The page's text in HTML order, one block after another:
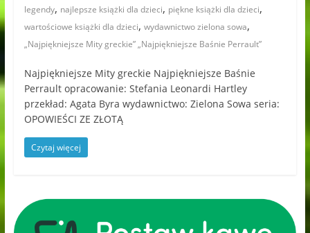
legendy, najlepsze książki dla dzieci, piękne książki dla dzieci,
wartościowe książki dla dzieci, wydawnictwo zielona sowa,
„Najpiękniejsze Mity greckie” „Najpiękniejsze Baśnie Perrault”
Najpiękniejsze Mity greckie Najpiękniejsze Baśnie
Perrault opracowanie: Stefania Leonardi Hartley
przekład: Agata Byra wydawnictwo: Zielona Sowa seria:
OPOWIEŚCI ZE ZŁOTĄ
Czytaj więcej